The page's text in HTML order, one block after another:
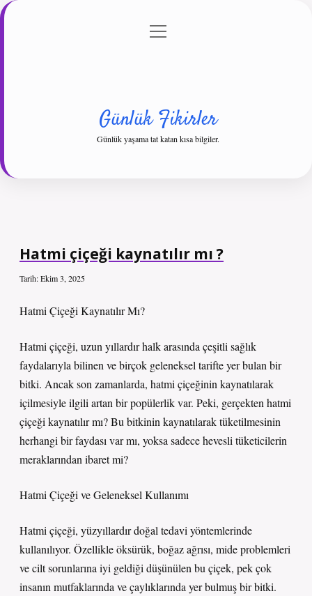
Gizlilik Politikası
menüyü
Günlük Fikirler
Günlük yaşama tat katan kısa bilgiler.
Hatmi çiçeği kaynatılır mı ?
Tarih: Ekim 3, 2025
Hatmi Çiçeği Kaynatılır Mı?
Hatmi çiçeği, uzun yıllardır halk arasında çeşitli sağlık
faydalarıyla bilinen ve birçok geleneksel tarifte yer bulan bir
bitki. Ancak son zamanlarda, hatmi çiçeğinin kaynatılarak
içilmesiyle ilgili artan bir popülerlik var. Peki, gerçekten hatmi
çiçeği kaynatılır mı? Bu bitkinin kaynatılarak tüketilmesinin
herhangi bir faydası var mı, yoksa sadece hevesli tüketicilerin
meraklarından ibaret mi?
Hatmi Çiçeği ve Geleneksel Kullanımı
Hatmi çiçeği, yüzyıllardır doğal tedavi yöntemlerinde
kullanılıyor. Özellikle öksürük, boğaz ağrısı, mide problemleri
ve cilt sorunlarına iyi geldiği düşünülen bu çiçek, pek çok
insanın mutfaklarında ve çaylıklarında yer bulmuş bir bitki.